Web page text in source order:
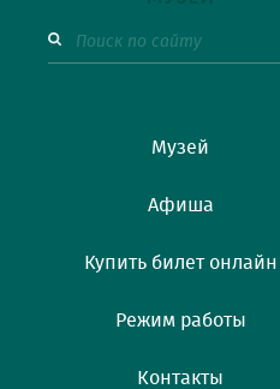
Музей
Афиша
Купить билет онлайн
Режим работы
Контакты